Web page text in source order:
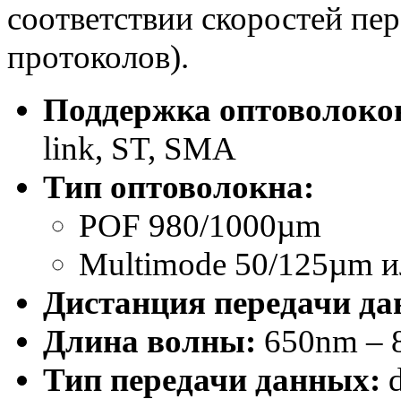
соответствии скоростей
протоколов).
Поддержка
link, ST, SMA
Тип оптоволокна:
POF 980/1000µm
Multimode 50/125µm
Дистанция передачи
Длина волны: 650nm –
Тип передачи данных: